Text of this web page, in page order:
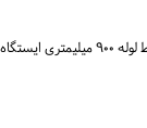
مدیر امور آبرسانی مرغزار خبر از تعمیر شبانه شکستگی خط